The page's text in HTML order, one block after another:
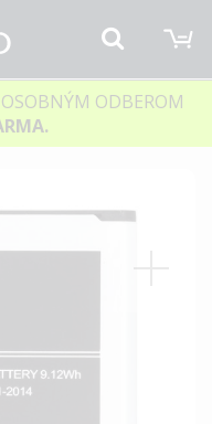
Hľadať
ODBEROM